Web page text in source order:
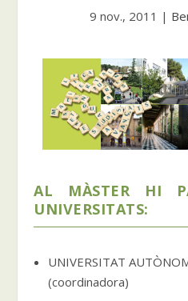
9 nov., 2011 |
AL MÀSTER HI
UNIVERSITATS:
UNIVERSITAT
(coordinadora)